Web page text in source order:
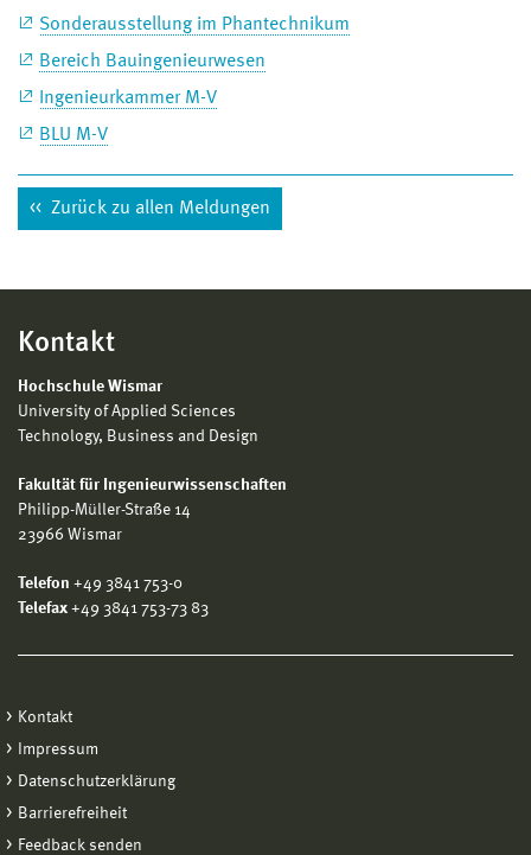
Sonderausstellung im Phantechnikum
Bereich Bauingenieurwesen
Ingenieurkammer M-V
BLU M-V
Zurück zu allen Meldungen
Kontakt
Hochschule Wismar
University of Applied Sciences
Technology, Business and Design
Fakultät für Ingenieurwissenschaften
Philipp-Müller-Straße 14
23966 Wismar
Telefon +49 3841 753-0
Telefax +49 3841 753-73 83
Kontakt
Impressum
Datenschutzerklärung
Barrierefreiheit
Feedback senden